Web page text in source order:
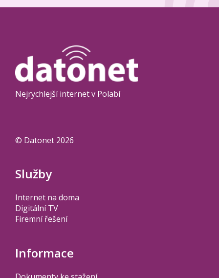
Nejrychlejší internet v Polabí
© Datonet 2026
Služby
Internet na doma
Digitální TV
Firemní řešení
Informace